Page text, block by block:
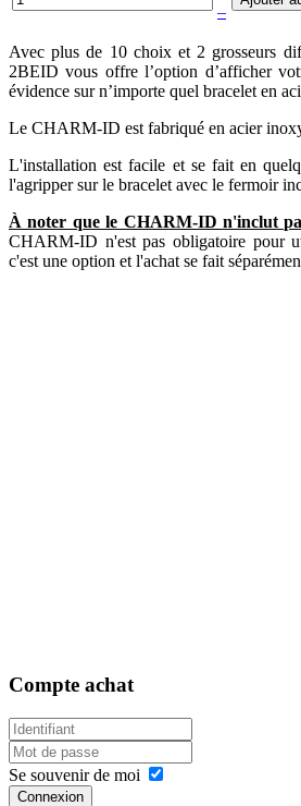
–
Avec plus de 10 choix et 2 grosseurs
2BEID vous offre l’option d’afficher
évidence sur n’importe quel bracelet en
Le CHARM-ID est fabriqué en acier
L'installation est facile et se fait en
l'agripper sur le bracelet avec le fermoir
À noter que le CHARM-ID n'inclut
CHARM-ID n'est pas obligatoire pour
c'est une option et l'achat se fait
Compte achat
Se souvenir de moi
Connexion